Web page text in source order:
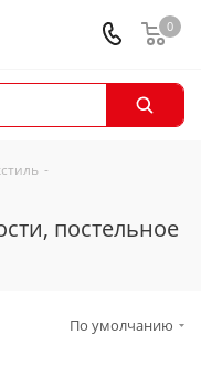
0
-
постельное
По умолчанию